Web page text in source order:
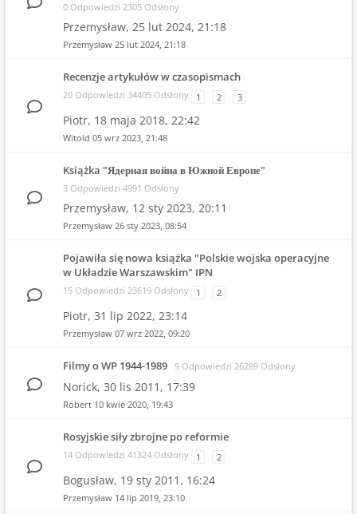
0 Odpowiedzi 2305 Odsłony
Przemysław, 25 lut 2024, 21:18
Przemysław 25 lut 2024, 21:18
Recenzje artykułów w czasopismach
20 Odpowiedzi 34405 Odsłony 1 2 3
Piotr, 18 maja 2018, 22:42
Witold 05 wrz 2023, 21:48
Książka "Ядерная война в Южной Европе"
3 Odpowiedzi 4991 Odsłony
Przemysław, 12 sty 2023, 20:11
Przemysław 26 sty 2023, 08:54
Pojawiła się nowa książka "Polskie wojska operacyjne
w Układzie Warszawskim" IPN
15 Odpowiedzi 23619 Odsłony 1 2
Piotr, 31 lip 2022, 23:14
Przemysław 07 wrz 2022, 09:20
Filmy o WP 1944-1989 9 Odpowiedzi 26289 Odsłony
Norick, 30 lis 2011, 17:39
Robert 10 kwie 2020, 19:43
Rosyjskie siły zbrojne po reformie
14 Odpowiedzi 41324 Odsłony 1 2
Bogusław, 19 sty 2011, 16:24
Przemysław 14 lip 2019, 23:10